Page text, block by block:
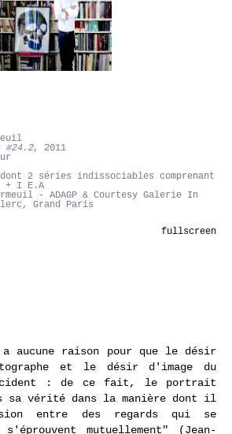
#24.2, 2011
2 séries indissociables comprenant
+ I E.A
- ADAGP & Courtesy Galerie In
Grand Paris
fullscreen
raison pour que le désir
et le désir d'image du
: de ce fait, le portrait
sa vérité dans la manière dont il
entre des regards qui se
mutuellement"
(Jean-